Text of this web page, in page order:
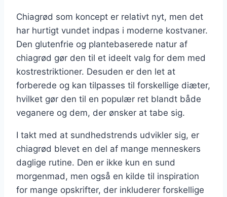
Chiagrød som koncept er relativt nyt, men det
har hurtigt vundet indpas i moderne kostvaner.
Den glutenfrie og plantebaserede natur af
chiagrød gør den til et ideelt valg for dem med
kostrestriktioner. Desuden er den let at
forberede og kan tilpasses til forskellige diæter,
hvilket gør den til en populær ret blandt både
veganere og dem, der ønsker at tabe sig.
I takt med at sundhedstrends udvikler sig, er
chiagrød blevet en del af mange menneskers
daglige rutine. Den er ikke kun en sund
morgenmad, men også en kilde til inspiration
for mange opskrifter, der inkluderer forskellige